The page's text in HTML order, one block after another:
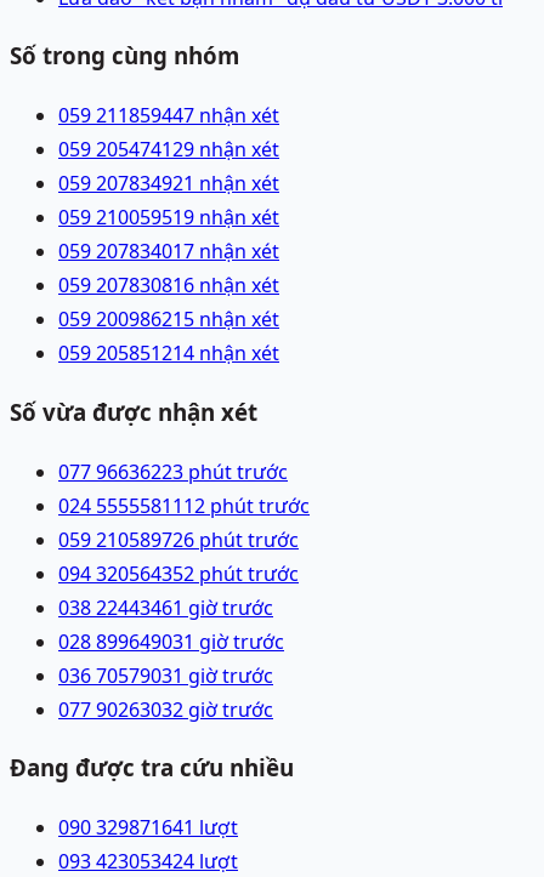
Số trong cùng nhóm
059 211859447 nhận xét
059 205474129 nhận xét
059 207834921 nhận xét
059 210059519 nhận xét
059 207834017 nhận xét
059 207830816 nhận xét
059 200986215 nhận xét
059 205851214 nhận xét
Số vừa được nhận xét
077 96636223 phút trước
024 5555581112 phút trước
059 210589726 phút trước
094 320564352 phút trước
038 22443461 giờ trước
028 899649031 giờ trước
036 70579031 giờ trước
077 90263032 giờ trước
Đang được tra cứu nhiều
090 329871641 lượt
093 423053424 lượt